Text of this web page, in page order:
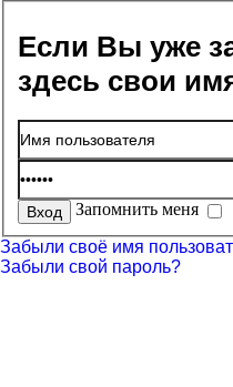
Если Вы уже
здесь свои
Запомнить меня
Забыли своё имя
Забыли свой пароль?